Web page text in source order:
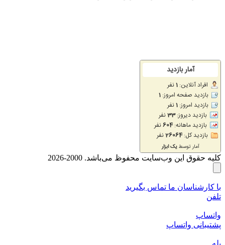
کلیه حقوق این وب‌سایت محفوظ می‌باشد. 2000-2026
با کارشناسان ما تماس بگیرید
تلفن
واتساپ
پشتیبانی واتساپ